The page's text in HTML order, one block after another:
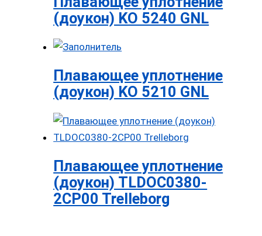
(доукон) KO 5240 GNL
Плавающее уплотнение
(доукон) KO 5210 GNL
Плавающее уплотнение
(доукон) TLDOC0380-
2CP00 Trelleborg